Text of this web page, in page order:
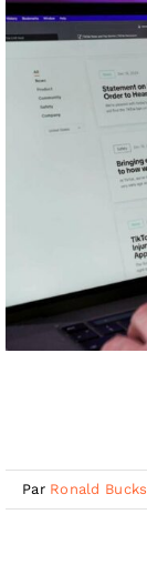
Par Ronald Bucks